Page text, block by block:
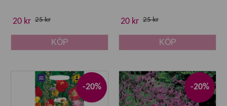
20 kr 25 kr
KÖP
20 kr 25 kr
KÖP
-20% -20%